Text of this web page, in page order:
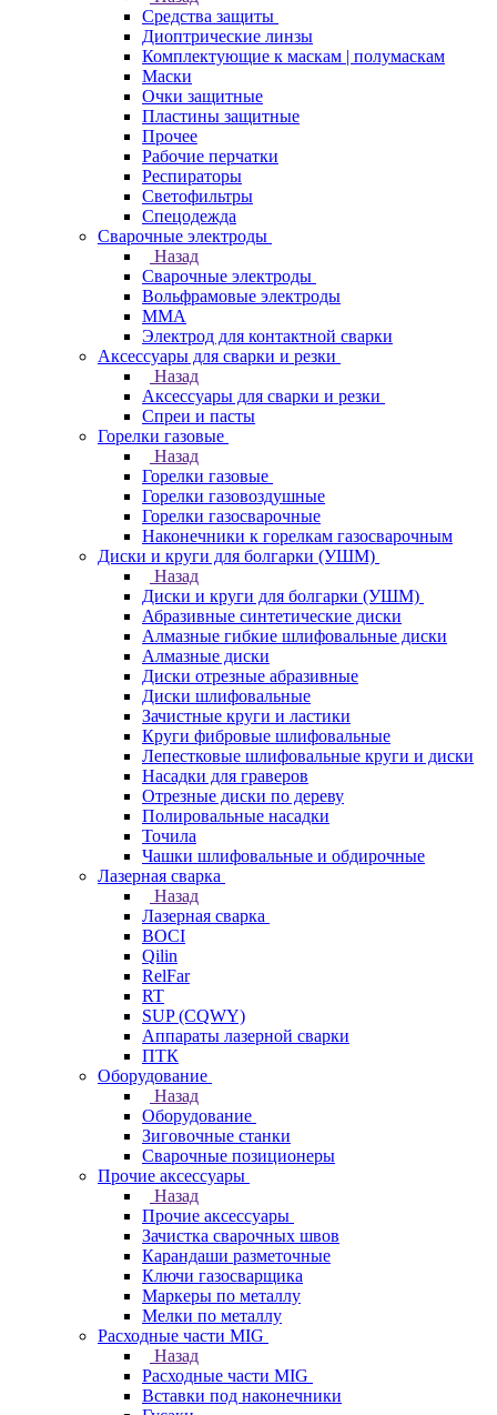
Средства защиты
Диоптрические линзы
Комплектующие к маскам | полумаскам
Маски
Очки защитные
Пластины защитные
Прочее
Рабочие перчатки
Респираторы
Светофильтры
Спецодежда
Сварочные электроды
Назад
Сварочные электроды
Вольфрамовые электроды
ММА
Электрод для контактной сварки
Аксессуары для сварки и резки
Назад
Аксессуары для сварки и резки
Спреи и пасты
Горелки газовые
Назад
Горелки газовые
Горелки газовоздушные
Горелки газосварочные
Наконечники к горелкам газосварочным
Диски и круги для болгарки (УШМ)
Назад
Диски и круги для болгарки (УШМ)
Абразивные синтетические диски
Алмазные гибкие шлифовальные диски
Алмазные диски
Диски отрезные абразивные
Диски шлифовальные
Зачистные круги и ластики
Круги фибровые шлифовальные
Лепестковые шлифовальные круги и диски
Насадки для граверов
Отрезные диски по дереву
Полировальные насадки
Точила
Чашки шлифовальные и обдирочные
Лазерная сварка
Назад
Лазерная сварка
BOCI
Qilin
RelFar
RT
SUP (CQWY)
Аппараты лазерной сварки
ПТК
Оборудование
Назад
Оборудование
Зиговочные станки
Сварочные позиционеры
Прочие аксессуары
Назад
Прочие аксессуары
Зачистка сварочных швов
Карандаши разметочные
Ключи газосварщика
Маркеры по металлу
Мелки по металлу
Расходные части MIG
Назад
Расходные части MIG
Вставки под наконечники